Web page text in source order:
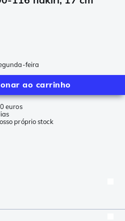
feira
ao carrinho
euros
próprio stock